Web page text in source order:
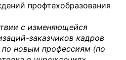
профтехобразования
с изменяющейся
заказчиков кадров
по новым профессиям (по